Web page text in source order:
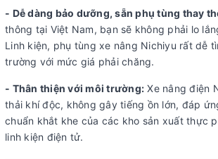
- Dễ dàng bảo dưỡng, sẵn phụ tùng thay
thông tại Việt Nam, bạn sẽ không phải lo
Linh kiện, phụ tùng xe nâng Nichiyu rất dễ
trường với mức giá phải chăng.
- Thân thiện với môi trường: Xe nâng điện
thải khí độc, không gây tiếng ồn lớn, đáp
chuẩn khắt khe của các kho sản xuất thực
linh kiện điện tử.